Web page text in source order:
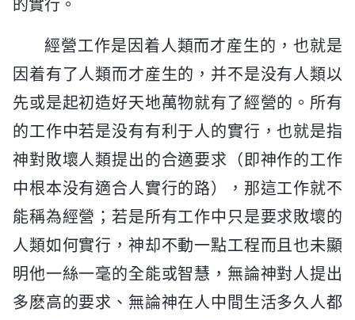
的實行。
經營工作是因着人類而才産生的，也就是
因着有了人類而才産生的，并不是没有人類以
先或是起初造好天地萬物就有了經營的。所有
的工作中若是没有有利于人的實行，也就是指
神對敗壞人類提出的合適要求（即神作的工作
中根本没有適合人實行的路），那這工作就不
能稱為經營；若是所有工作中只是要求敗壞的
人類如何實行，神却不動一點工程而且也未顯
明他一絲一毫的全能或智慧，無論神對人提出
多麽高的要求、無論神在人中間生活多久人都